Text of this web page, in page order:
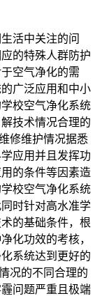
活中关注的问
的特殊人群防护
空气净化的需
广泛应用和中小
校空气净化系统
技术情况合理的
修维护情况据悉
应用并且发挥功
的条件等因素造
校空气净化系统
时针对高水准学
的基础条件，根
化功效的考核，
系统达到更好的
况的不同合理的
问题严重且极端